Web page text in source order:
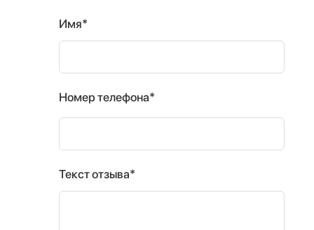
Имя*
Номер телефона*
Текст отзыва*